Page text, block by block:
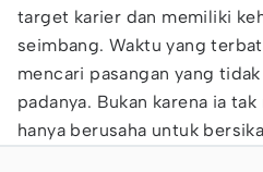
target karier dan memiliki
seimbang. Waktu yang
mencari pasangan yang
padanya. Bukan karena ia
hanya berusaha untuk